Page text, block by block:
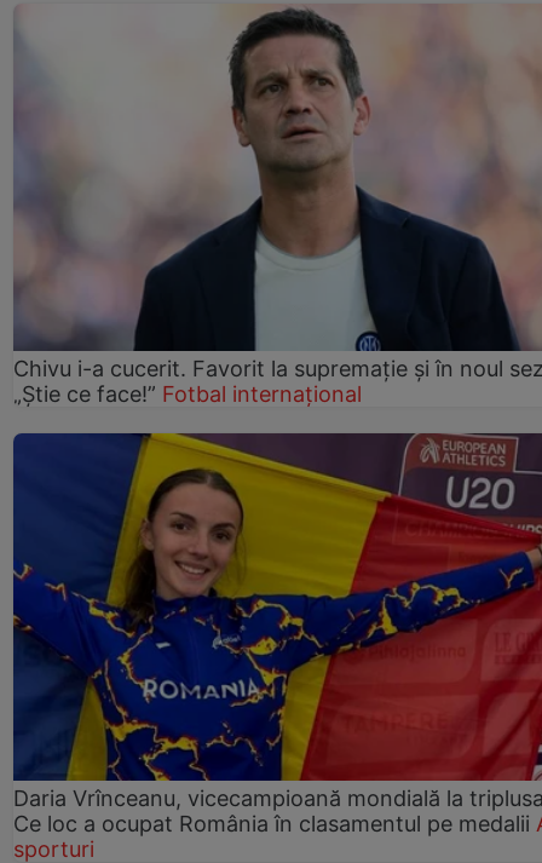
Chivu i-a cucerit. Favorit la supremație și în noul
„Știe ce face!” Fotbal internațional
Daria Vrînceanu, vicecampioană mondială la
Ce loc a ocupat România în clasamentul pe medalii
sporturi